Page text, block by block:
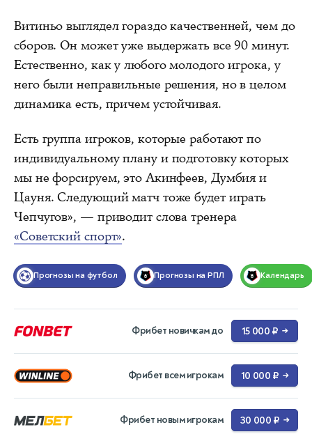
Витиньо выглядел гораздо качественней, чем до
сборов. Он может уже выдержать все 90 минут.
Естественно, как у любого молодого игрока, у
него были неправильные решения, но в целом
динамика есть, причем устойчивая.
Есть группа игроков, которые работают по
индивидуальному плану и подготовку которых
мы не форсируем, это Акинфеев, Думбия и
Цауня. Следующий матч тоже будет играть
Чепчугов», — приводит слова тренера
«Советский спорт».
Прогнозы на футбол Прогнозы на РПЛ Календарь
Фрибет новичкам до 15 000 ₽ →
Фрибет всем игрокам 10 000 ₽ →
Фрибет новым игрокам 30 000 ₽ →